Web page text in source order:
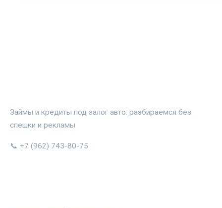
Займы и кредиты под залог авто: разбираемся без
спешки и рекламы
📞 +7 (962) 743-80-75